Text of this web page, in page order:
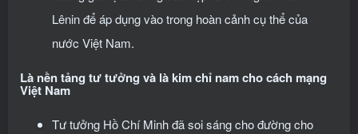
Lênin để áp dụng vào trong hoàn cảnh cụ thể của
nước Việt Nam.
Là nền tảng tư tưởng và là kim chỉ nam cho cách mạng
Việt Nam
Tư tưởng Hồ Chí Minh đã soi sáng cho đường cho